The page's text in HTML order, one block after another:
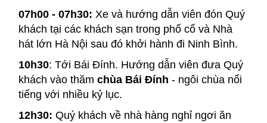
07h00 - 07h30: Xe và hướng dẫn viên đón Quý
khách tại các khách sạn trong phố cổ và Nhà
hát lớn Hà Nội sau đó khởi hành đi Ninh Bình.
10h30: Tới Bái Đính. Hướng dẫn viên đưa Quý
khách vào thăm chùa Bái Đính - ngôi chùa nổi
tiếng với nhiều kỷ lục.
12h30: Quý khách về nhà hàng nghỉ ngơi ăn